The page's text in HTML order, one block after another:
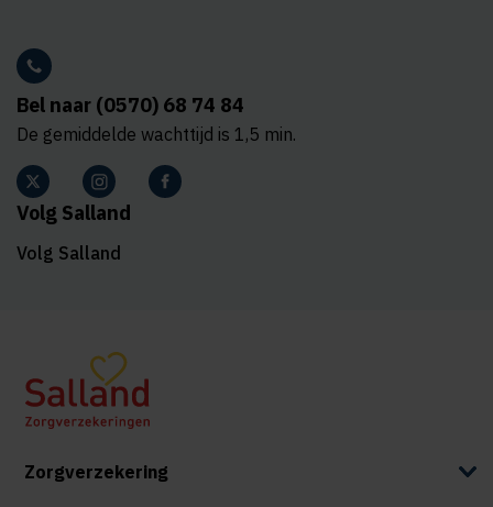
Bel naar (0570) 68 74 84
De gemiddelde wachttijd is 1,5 min.
Volg Salland
Volg Salland
Zorgverzekering